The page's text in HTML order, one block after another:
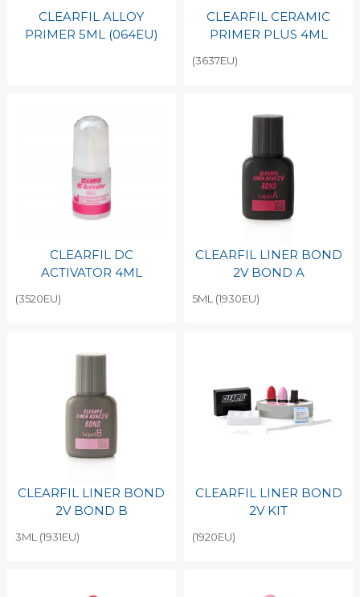
CLEARFIL ALLOY
PRIMER 5ML (064EU)
CLEARFIL CERAMIC
PRIMER PLUS 4ML
(3637EU)
CLEARFIL DC
ACTIVATOR 4ML
(3520EU)
CLEARFIL LINER BOND
2V BOND A
5ML (1930EU)
CLEARFIL LINER BOND
2V BOND B
3ML (1931EU)
CLEARFIL LINER BOND
2V KIT
(1920EU)